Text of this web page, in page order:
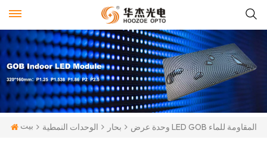
بيت الوحدات النمطية بحار وحدة عرض LED GOB المقاومة للماء